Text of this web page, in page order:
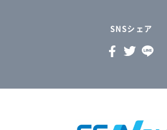
SNSシェア